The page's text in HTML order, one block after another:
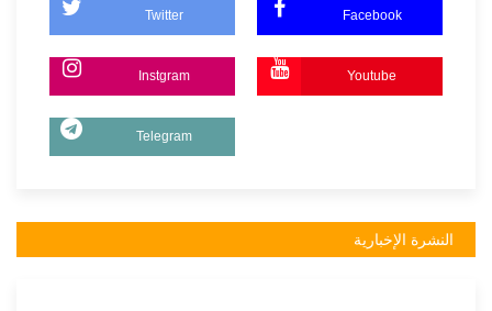
Twitter Facebook
Instgram Youtube
Telegram
النشرة الإخبارية